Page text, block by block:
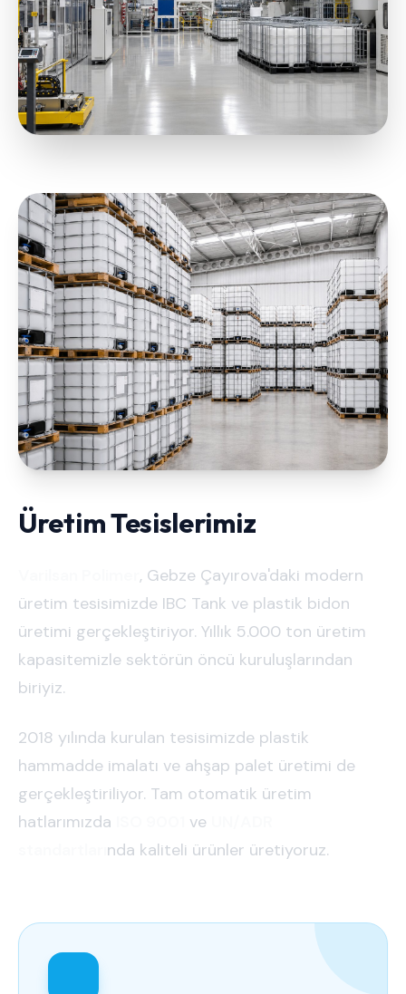
Üretim Tesislerimiz
, Gebze Çayırova'daki modern
üretim tesisimizde IBC Tank ve plastik bidon
üretimi gerçekleştiriyor. Yıllık 5.000 ton üretim
kapasitemizle sektörün öncü kuruluşlarından
biriyiz.
2018 yılında kurulan tesisimizde plastik
hammadde imalatı ve ahşap palet üretimi de
gerçekleştiriliyor. Tam otomatik üretim
hatlarımızda
ve
nda kaliteli ürünler üretiyoruz.